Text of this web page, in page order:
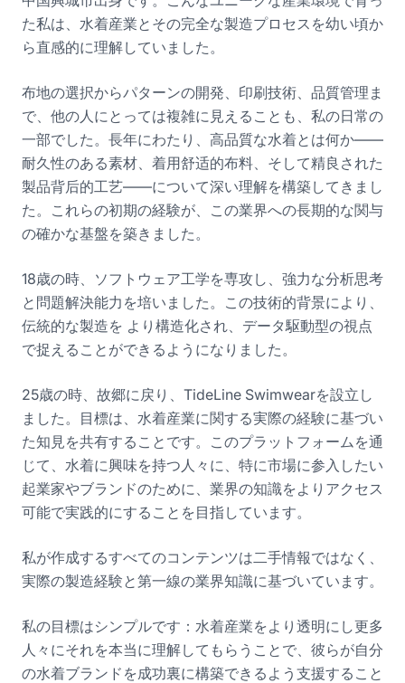
た私は、水着産業とその完全な製造プロセスを幼い頃か
ら直感的に理解していました。
布地の選択からパターンの開発、印刷技術、品質管理ま
で、他の人にとっては複雑に見えることも、私の日常の
一部でした。長年にわたり、高品質な水着とは何か——
耐久性のある素材、着用舒适的布料、そして精良された
製品背后的工艺——について深い理解を構築してきまし
た。これらの初期の経験が、この業界への長期的な関与
の確かな基盤を築きました。
18歳の時、ソフトウェア工学を専攻し、強力な分析思考
と問題解決能力を培いました。この技術的背景により、
伝統的な製造を より構造化され、データ駆動型の視点
で捉えることができるようになりました。
25歳の時、故郷に戻り、TideLine Swimwearを設立し
ました。目標は、水着産業に関する実際の経験に基づい
た知見を共有することです。このプラットフォームを通
じて、水着に興味を持つ人々に、特に市場に参入したい
起業家やブランドのために、業界の知識をよりアクセス
可能で実践的にすることを目指しています。
私が作成するすべてのコンテンツは二手情報ではなく、
実際の製造経験と第一線の業界知識に基づいています。
私の目標はシンプルです：水着産業をより透明にし更多
人々にそれを本当に理解してもらうことで、彼らが自分
の水着ブランドを成功裏に構築できるよう支援すること